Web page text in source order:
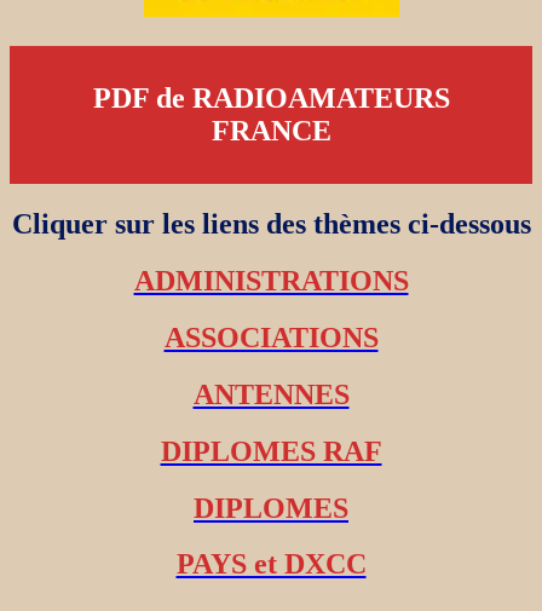
PDF de RADIOAMATEURS
FRANCE
Cliquer sur les liens des thèmes ci-dessous
ADMINISTRATIONS
ASSOCIATIONS
ANTENNES
DIPLOMES RAF
DIPLOMES
PAYS et DXCC